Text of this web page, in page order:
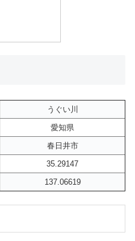
うぐい川
愛知県
春日井市
35.29147
137.06619